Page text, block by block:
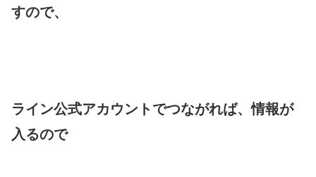
すので、
ライン公式アカウントでつながれば、情報が
入るので